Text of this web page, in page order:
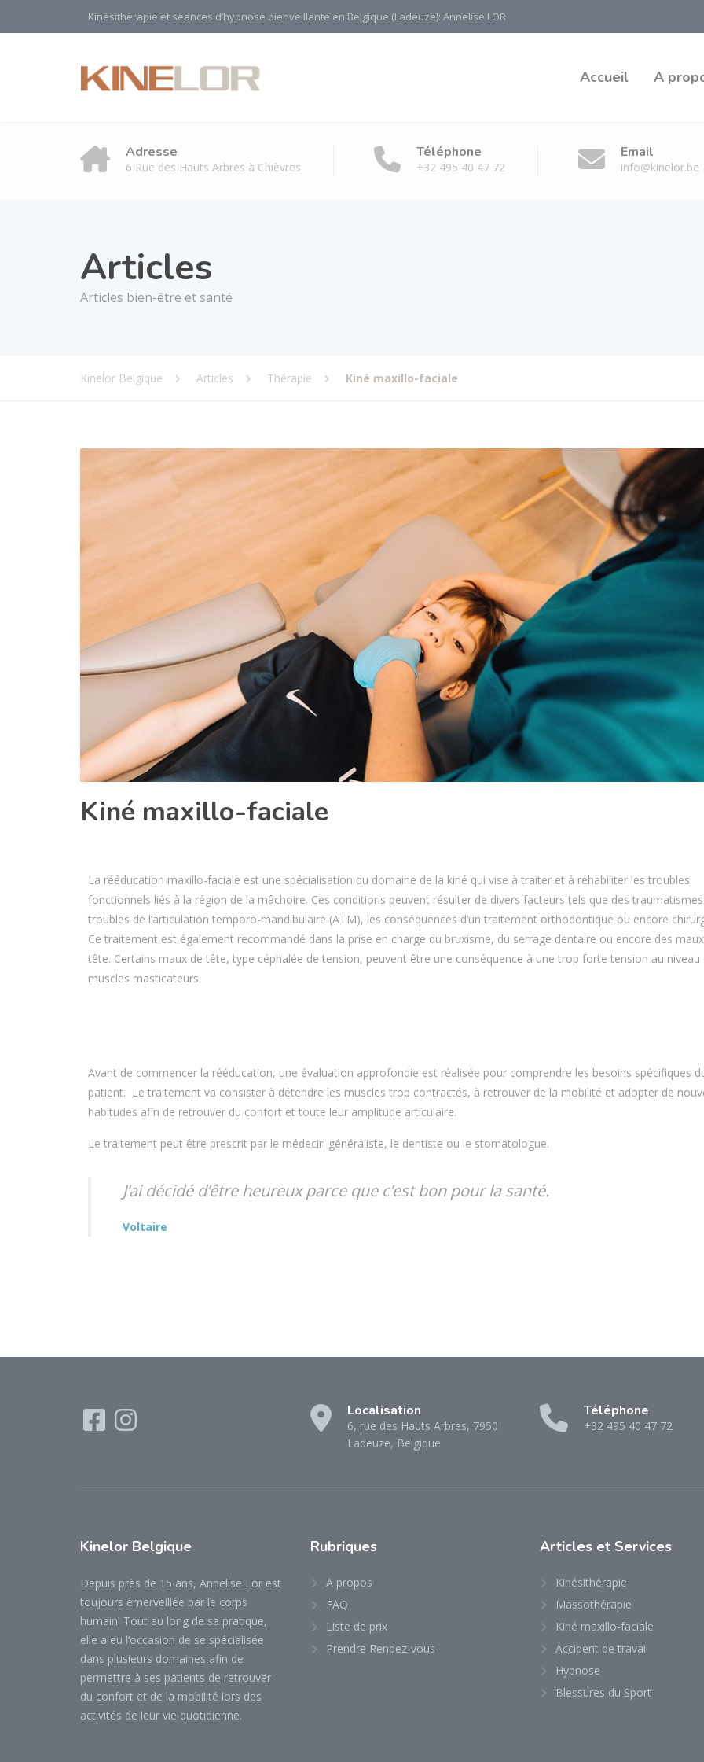
Kinésithérapie et séances d’hypnose bienveillante en Belgique (Ladeuze): Annelise LOR
Accueil A
Adresse
6 Rue des Hauts Arbres à Chièvres
Téléphone
+32 495 40 47 72
Email
info@kinelor.be
Articles
Articles bien-être et santé
Kinelor Belgique Articles Thérapie Kiné maxillo-faciale
Kiné maxillo-faciale
La rééducation maxillo-faciale est une spécialisation du domaine de la kiné qui vise à traiter et à réhabiliter les troubles
fonctionnels liés à la région de la mâchoire. Ces conditions peuvent résulter de divers facteurs tels que des
troubles de l’articulation temporo-mandibulaire (ATM), les conséquences d’un traitement orthodontique ou encore
Ce traitement est également recommandé dans la prise en charge du bruxisme, du serrage dentaire ou encore des
tête. Certains maux de tête, type céphalée de tension, peuvent être une conséquence à une trop forte tension au niveau
muscles masticateurs.
Avant de commencer la rééducation, une évaluation approfondie est réalisée pour comprendre les besoins spécifiques
patient. Le traitement va consister à détendre les muscles trop contractés, à retrouver de la mobilité et adopter de
habitudes afin de retrouver du confort et toute leur amplitude articulaire.
Le traitement peut être prescrit par le médecin généraliste, le dentiste ou le stomatologue.
J’ai décidé d’être heureux parce que c’est bon pour la santé.
Voltaire
Localisation
6, rue des Hauts Arbres, 7950
Ladeuze, Belgique
Téléphone
+32 495 40 47 72
Kinelor Belgique
Depuis près de 15 ans, Annelise Lor est
toujours émerveillée par le corps
humain. Tout au long de sa pratique,
elle a eu l’occasion de se spécialisée
dans plusieurs domaines afin de
permettre à ses patients de retrouver
du confort et de la mobilité lors des
activités de leur vie quotidienne.
Rubriques
A propos
FAQ
Liste de prix
Prendre Rendez-vous
Articles et Services
Kinésithérapie
Massothérapie
Kiné maxillo-faciale
Accident de travail
Hypnose
Blessures du Sport